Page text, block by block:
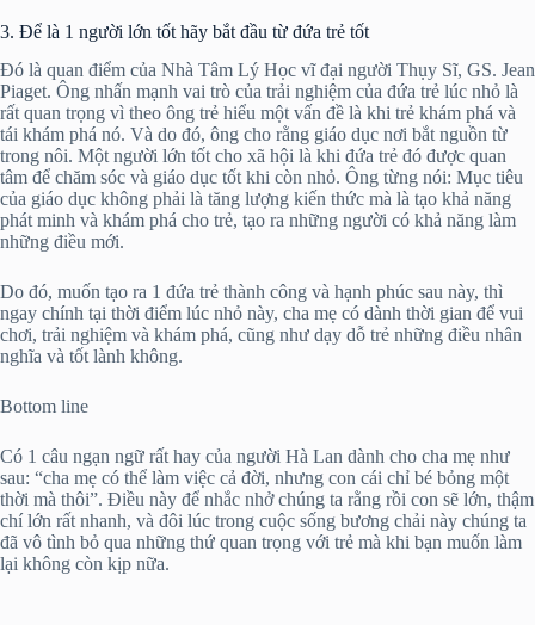
3. Để là 1 người lớn tốt hãy bắt đầu từ đứa trẻ tốt
Đó là quan điểm của Nhà Tâm Lý Học vĩ đại người Thụy Sĩ, GS. Jean
Piaget. Ông nhấn mạnh vai trò của trải nghiệm của đứa trẻ lúc nhỏ là
rất quan trọng vì theo ông trẻ hiểu một vấn đề là khi trẻ khám phá và
tái khám phá nó. Và do đó, ông cho rằng giáo dục nơi bắt nguồn từ
trong nôi. Một người lớn tốt cho xã hội là khi đứa trẻ đó được quan
tâm để chăm sóc và giáo dục tốt khi còn nhỏ. Ông từng nói: Mục tiêu
của giáo dục không phải là tăng lượng kiến thức mà là tạo khả năng
phát minh và khám phá cho trẻ, tạo ra những người có khả năng làm
những điều mới.
Do đó, muốn tạo ra 1 đứa trẻ thành công và hạnh phúc sau này, thì
ngay chính tại thời điểm lúc nhỏ này, cha mẹ có dành thời gian để vui
chơi, trải nghiệm và khám phá, cũng như dạy dỗ trẻ những điều nhân
nghĩa và tốt lành không.
Bottom line
Có 1 câu ngạn ngữ rất hay của người Hà Lan dành cho cha mẹ như
sau: “cha mẹ có thể làm việc cả đời, nhưng con cái chỉ bé bỏng một
thời mà thôi”. Điều này để nhắc nhở chúng ta rằng rồi con sẽ lớn, thậm
chí lớn rất nhanh, và đôi lúc trong cuộc sống bương chải này chúng ta
đã vô tình bỏ qua những thứ quan trọng với trẻ mà khi bạn muốn làm
lại không còn kịp nữa.